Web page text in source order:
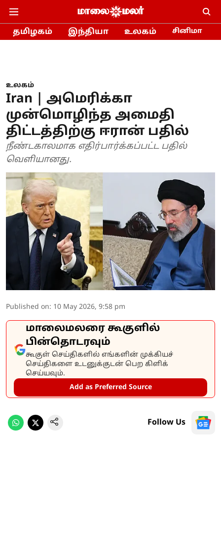
தமிழகம் இந்தியா உலகம் சினிமா
உலகம்
Iran | அமெரிக்கா
முன்மொழிந்த அமைதி
திட்டத்திற்கு ஈரான் பதில்
நீண்டகாலமாக எதிர்பார்க்கப்பட்ட பதில்
வெளியானது.
Published on: 10 May 2026, 9:58 pm
மாலைமலரை கூகுளில்
பின்தொடரவும்
கூகுள் செய்திகளில் எங்களின் முக்கியச்
செய்திகளை உடனுக்குடன் பெற கிளிக்
செய்யவும்.
Add as Preferred Source
Follow Us